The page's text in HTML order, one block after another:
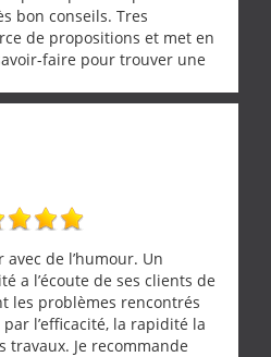
bon conseils. Tres
de propositions et met en
faire pour trouver une
de la considération, ce qui
pationnés de leur métier.
sa disponibilité
de l’humour. Un
a l’écoute de ses clients de
les problèmes rencontrés
l’efficacité, la rapidité la
travaux. Je recommande